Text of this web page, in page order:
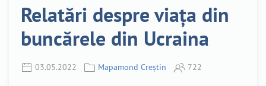
Relatări despre viața din
buncărele din Ucraina
03.05.2022 Mapamond Creștin 722